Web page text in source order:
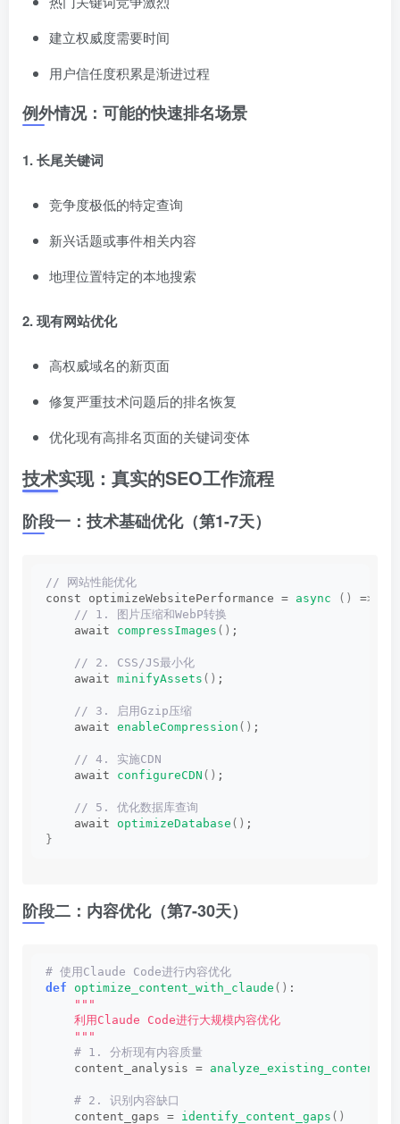
建立权威度需要时间
用户信任度积累是渐进过程
例外情况：可能的快速排名场景
1. 长尾关键词
竞争度极低的特定查询
新兴话题或事件相关内容
地理位置特定的本地搜索
2. 现有网站优化
高权威域名的新页面
修复严重技术问题后的排名恢复
优化现有高排名页面的关键词变体
技术实现：真实的SEO工作流程
阶段一：技术基础优化（第1-7天）
// 网站性能优化
const optimizeWebsitePerformance = async () =>
// 1. 图片压缩和WebP转换
    await
compressImages () ;
// 2. CSS/JS最小化
    await
minifyAssets () ;
// 3. 启用Gzip压缩
    await
enableCompression () ;
// 4. 实施CDN
    await
configureCDN () ;
// 5. 优化数据库查询
    await
optimizeDatabase () ;
}
阶段二：内容优化（第7-30天）
# 使用Claude Code进行内容优化
def
optimize_content_with_claude () :
"" "
    利用Claude Code进行大规模内容优化
    "
""
# 1. 分析现有内容质量
    content_analysis =
analyze_existing_content
# 2. 识别内容缺口
    content_gaps =
identify_content_gaps ()